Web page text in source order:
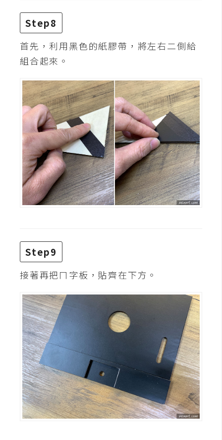
U
/
U
R
W
D
網
頁
後
端
o
k
e
r
伺
服
器
設
定
Step8
首先，利用黑色的紙膠帶，將左右二側給
組合起來。
Step9
接著再把ㄇ字板，貼齊在下方。